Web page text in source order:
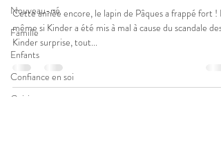
Nouveau-né
Famille
Enfants
Confiance en soi
Cuisine
Cette année encore, le lapin de Pâques a frappé fort ! Et
même si Kinder a été mis à mal à cause du scandale des
Kinder surprise, tout...